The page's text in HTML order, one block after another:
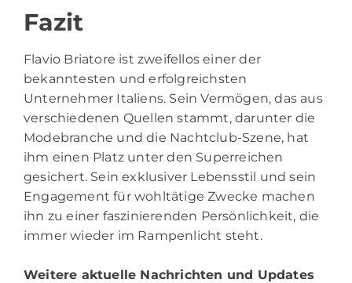
Fazit
Flavio Briatore ist zweifellos einer der
bekanntesten und erfolgreichsten
Unternehmer Italiens. Sein Vermögen, das aus
verschiedenen Quellen stammt, darunter die
Modebranche und die Nachtclub-Szene, hat
ihm einen Platz unter den Superreichen
gesichert. Sein exklusiver Lebensstil und sein
Engagement für wohltätige Zwecke machen
ihn zu einer faszinierenden Persönlichkeit, die
immer wieder im Rampenlicht steht.
Weitere aktuelle Nachrichten und Updates